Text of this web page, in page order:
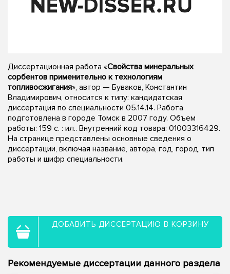
Диссертационная работа «Свойства минеральных
сорбентов применительно к технологиям
топливосжигания», автор — Буваков, Константин
Владимирович, относится к типу: кандидатская
диссертация по специальности 05.14.14. Работа
подготовлена в городе Томск в 2007 году. Объем
работы: 159 с. : ил.. Внутренний код товара: 01003316429.
На странице представлены основные сведения о
диссертации, включая название, автора, год, город, тип
работы и шифр специальности.
ДОБАВИТЬ ДИССЕРТАЦИЮ В КОРЗИНУ
Рекомендуемые диссертации данного раздела